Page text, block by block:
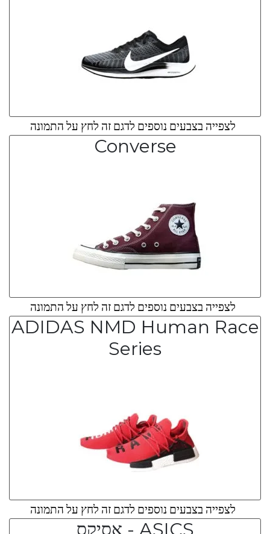
לצפייה בצבעים נוספים לדגם זה לחץ על התמונה
Converse
לצפייה בצבעים נוספים לדגם זה לחץ על התמונה
ADIDAS NMD Human Race
Series
לצפייה בצבעים נוספים לדגם זה לחץ על התמונה
ASICS - אסיקס